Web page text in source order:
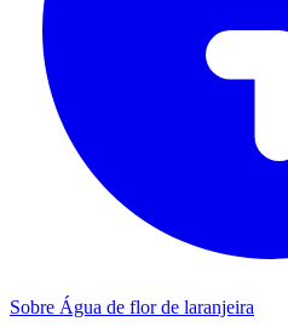
Sobre Água de flor de laranjeira